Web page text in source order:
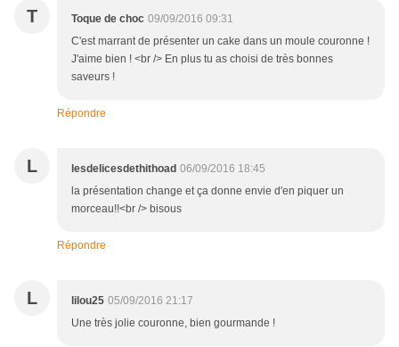
T Toque de choc 09/09/2016 09:31
C'est marrant de présenter un cake dans un moule couronne !
J'aime bien ! <br /> En plus tu as choisi de très bonnes
saveurs !
Répondre
L lesdelicesdethithoad 06/09/2016 18:45
la présentation change et ça donne envie d'en piquer un
morceau!!<br /> bisous
Répondre
L lilou25 05/09/2016 21:17
Une très jolie couronne, bien gourmande !